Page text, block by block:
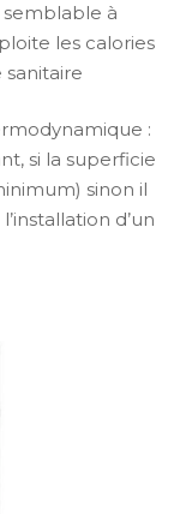
à
les calories
sanitaire
:
si la superficie
sinon il
d’un